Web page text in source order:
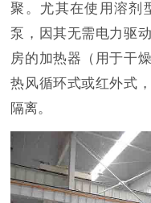
聚。尤其在使用溶剂
泵，因其无需电力驱
房的加热器（用于干
热风循环式或红外式
隔离。